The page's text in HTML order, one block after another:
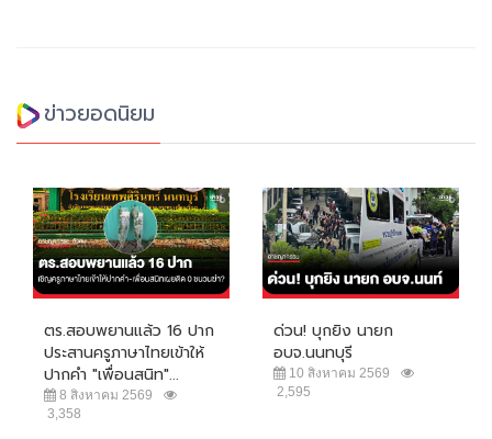
ข่าวยอดนิยม
ตร.สอบพยานแล้ว 16 ปาก
ประสานครูภาษาไทยเข้าให้
ปากคำ "เพื่อนสนิท"...
8 สิงหาคม 2569
3,358
ด่วน! บุกยิง นายก
อบจ.นนทบุรี
10 สิงหาคม 2569
2,595